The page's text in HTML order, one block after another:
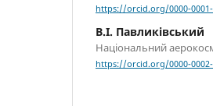
https://orcid.org/0000-0001-
В.І. Павликівський
Національний
https://orcid.org/0000-0002-